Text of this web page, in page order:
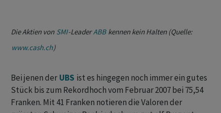
Die Aktien von SMI-LeaderABB kennen kein Halten (Quelle:
www.cash.ch)
Bei jenen der UBS ist es hingegen noch immer ein gutes
Stück bis zum Rekordhoch vom Februar 2007 bei 75,54
Franken. Mit 41 Franken notieren die Valoren der